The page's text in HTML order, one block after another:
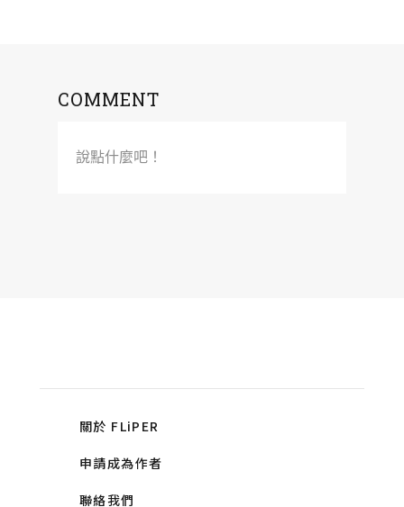
COMMENT
說點什麼吧！
關於 FLiPER
申請成為作者
聯絡我們